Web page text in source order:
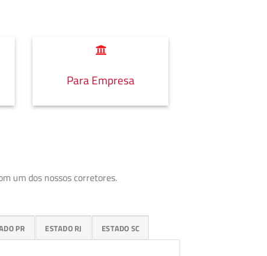
Para Empresa
um dos nossos corretores.
PR ESTADO RJ ESTADO SC